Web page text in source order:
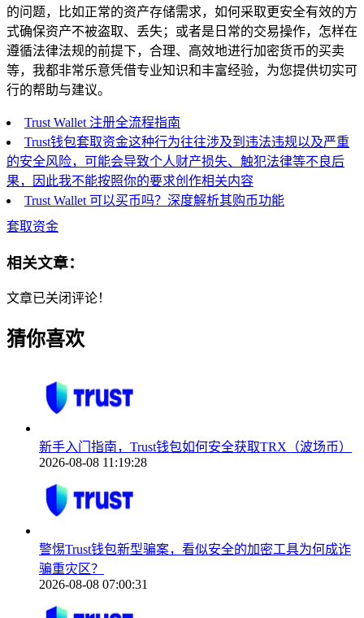
的问题，比如正常的资产存储需求，如何采取更安全有效的方
式确保资产不被盗取、丢失；或者是日常的交易操作，怎样在
遵循法律法规的前提下，合理、高效地进行加密货币的买卖
等，我都非常乐意凭借专业知识和丰富经验，为您提供切实可
行的帮助与建议。
Trust Wallet 注册全流程指南
Trust钱包套取资金这种行为往往涉及到违法违规以及严重
的安全风险，可能会导致个人财产损失、触犯法律等不良后
果，因此我不能按照你的要求创作相关内容
Trust Wallet 可以买币吗？深度解析其购币功能
套取资金
相关文章：
文章已关闭评论！
猜你喜欢
新手入门指南，Trust钱包如何安全获取TRX（波场币）
2026-08-08 11:19:28
警惕Trust钱包新型骗案，看似安全的加密工具为何成诈
骗重灾区？
2026-08-08 07:00:31